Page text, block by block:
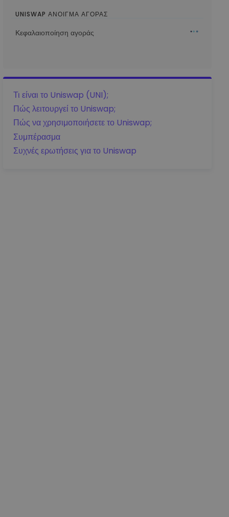
UNISWAP ΆΝΟΙΓΜΑ ΑΓΟΡΆΣ
Κεφαλαιοποίηση αγοράς
Τι είναι το Uniswap (UNI);
Πώς λειτουργεί το Uniswap;
Πώς να χρησιμοποιήσετε το Uniswap;
Συμπέρασμα
Συχνές ερωτήσεις για το Uniswap